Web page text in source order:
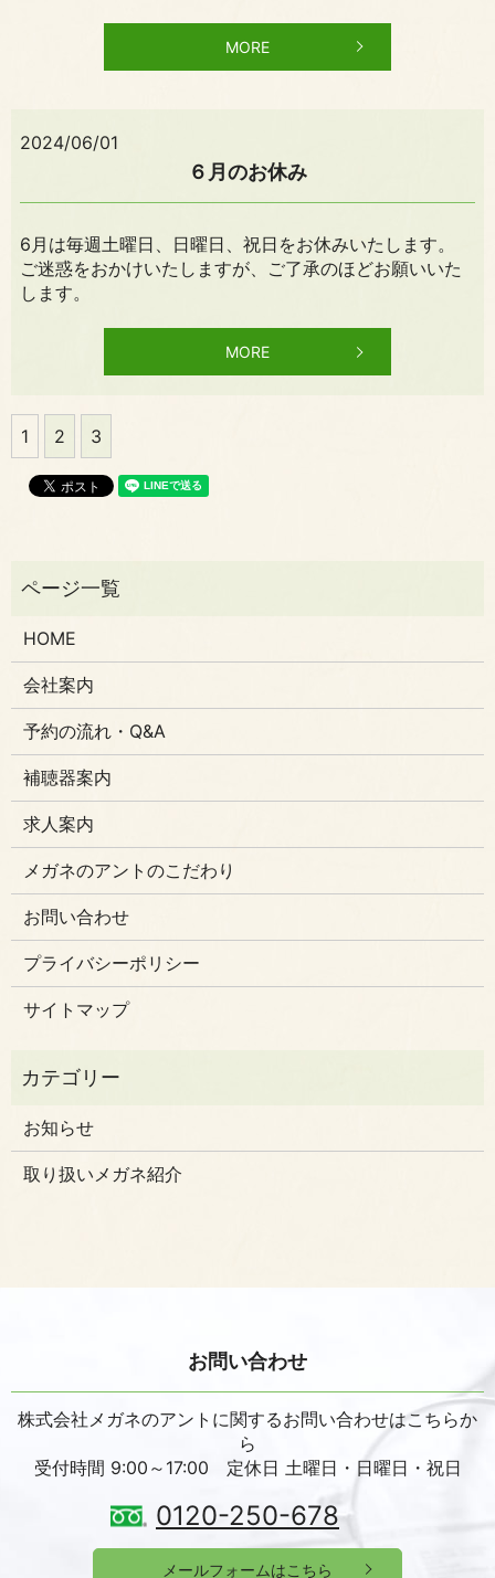
MORE
2024/06/01
６月のお休み
6月は毎週土曜日、日曜日、祝日をお休みいたします。
ご迷惑をおかけいたしますが、ご了承のほどお願いいた
します。
MORE
1 2 3
HOME
会社案内
予約の流れ・Q&A
補聴器案内
求人案内
メガネのアントのこだわり
お問い合わせ
プライバシーポリシー
サイトマップ
お知らせ
取り扱いメガネ紹介
お問い合わせ
株式会社メガネのアントに関するお問い合わせはこちらか
ら
受付時間 9:00～17:00 定休日 土曜日・日曜日・祝日
0120-250-678
メールフォームはこちら